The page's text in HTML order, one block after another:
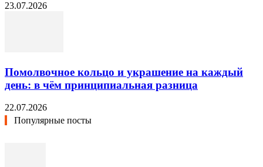
23.07.2026
Помолвочное кольцо и украшение на каждый
день: в чём принципиальная разница
22.07.2026
Популярные посты